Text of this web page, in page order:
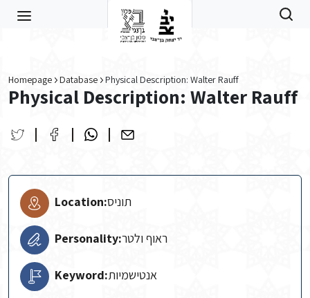
Homepage Database Physical Description: Walter Rauff
Physical Description: Walter Rauff
Location:תוניס
Personality:ראוף ולטר
Keyword:אנטישמיות